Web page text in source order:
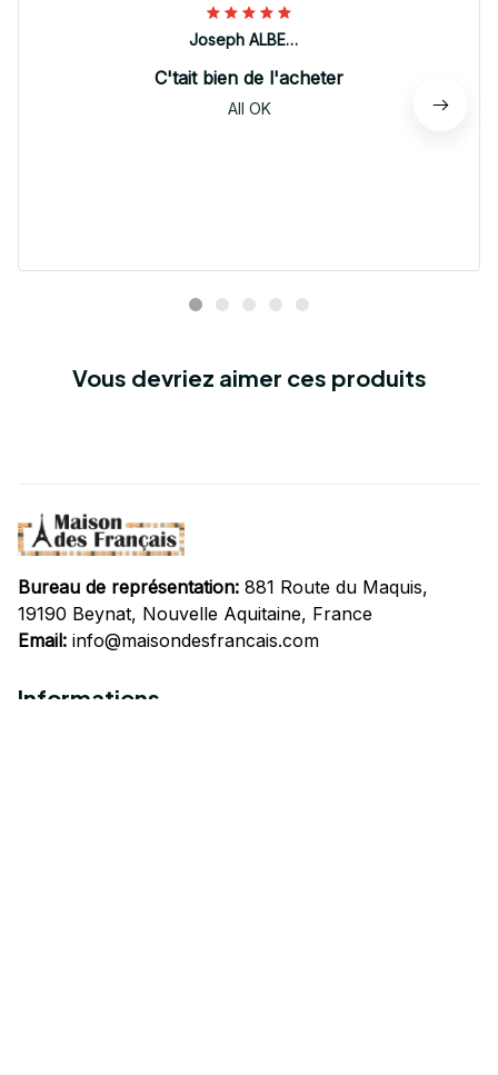
Joseph ALBERTINI
C'tait bien de l'acheter
All OK
Vous devriez aimer ces produits
Bureau de représentation: 881 Route du Maquis,
19190 Beynat, Nouvelle Aquitaine, France
Email: info@maisondesfrancais.com
Informations